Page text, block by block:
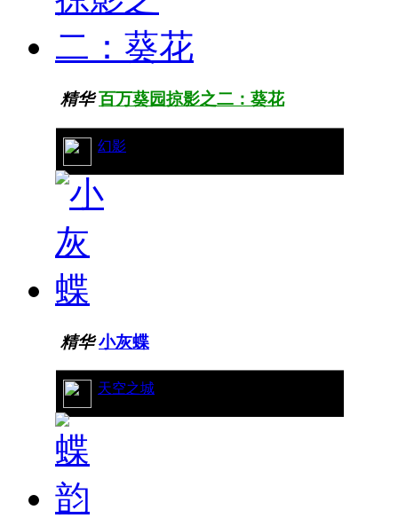
精华 百万葵园掠影之二：葵花
幻影
精华 小灰蝶
天空之城